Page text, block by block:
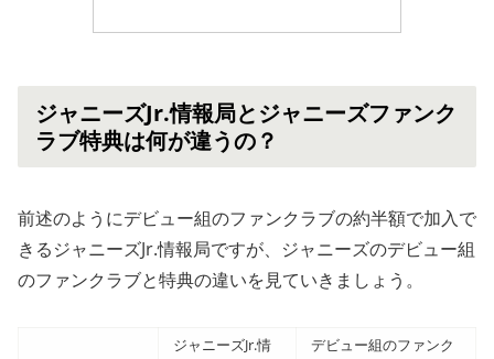
ジャニーズJr.情報局とジャニーズファンク
ラブ特典は何が違うの？
前述のようにデビュー組のファンクラブの約半額で加入で
きるジャニーズJr.情報局ですが、ジャニーズのデビュー組
のファンクラブと特典の違いを見ていきましょう。
ジャニーズJr.情
デビュー組のファンク